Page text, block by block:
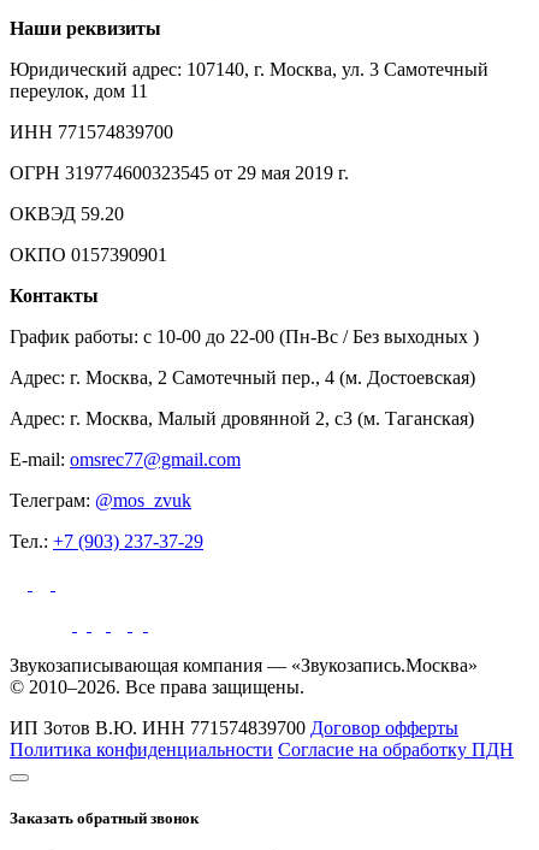
Наши реквизиты
Юридический адрес: 107140, г. Москва, ул. 3 Самотечный
переулок, дом 11
ИНН 771574839700
ОГРН 319774600323545 от 29 мая 2019 г.
ОКВЭД 59.20
ОКПО 0157390901
Контакты
График работы: c 10-00 до 22-00 (Пн-Вс / Без выходных )
Адрес: г. Москва, 2 Самотечный пер., 4 (м. Достоевская)
Адрес: г. Москва, Малый дровянной 2, с3 (м. Таганская)
E-mail: omsrec77@gmail.com
Телеграм: @mos_zvuk
Тел.: +7 (903) 237-37-29
Звукозаписывающая компания — «Звукозапись.Москва»
© 2010–2026. Все права защищены.
ИП Зотов В.Ю. ИНН 771574839700 Договор офферты
Политика конфиденциальности Согласие на обработку ПДН
Заказать обратный звонок